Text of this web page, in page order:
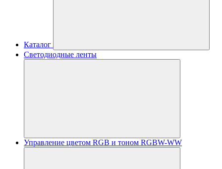
Каталог
Светодиодные ленты
Управление цветом RGB и тоном RGBW-WW